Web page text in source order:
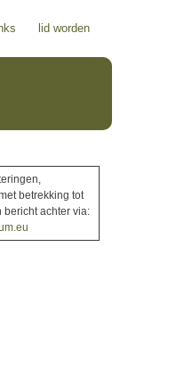
lid worden
betrekking tot
bericht achter via: